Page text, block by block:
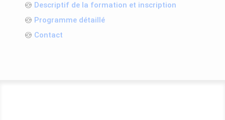
Descriptif de la formation et inscription
Programme détaillé
Contact